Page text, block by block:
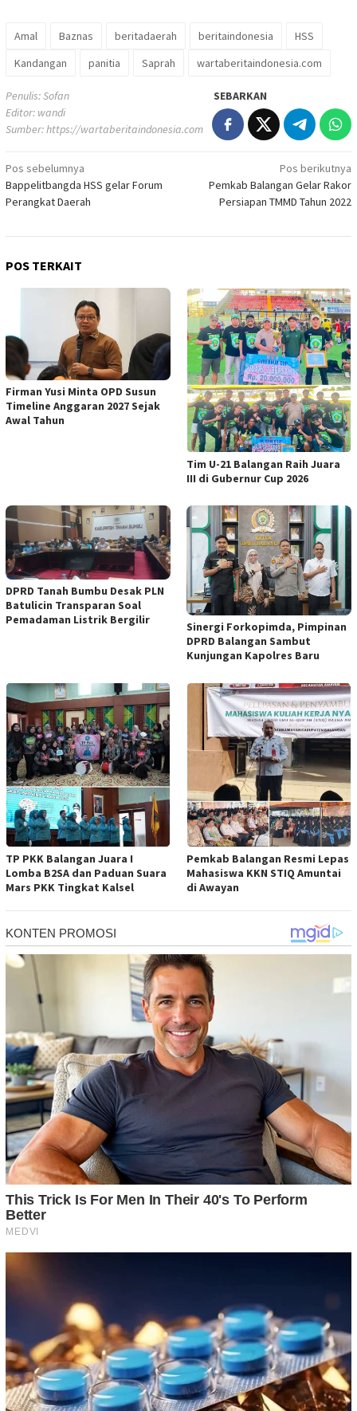
Amal Baznas beritadaerah beritaindonesia
HSS
Kandangan
panitia Saprah wartaberitaindonesia.com
Penulis: Sofan
Editor: wandi
Sumber:https://wartaberitaindonesia.com
SEBARKAN
Navigasi
pos
Pos sebelumnya
Bappelitbangda HSS gelar Forum
Perangkat Daerah
Pos berikutnya
Pemkab Balangan Gelar Rakor
Persiapan TMMD Tahun 2022
POS TERKAIT
Firman Yusi Minta OPD Susun
Timeline Anggaran 2027 Sejak
Awal Tahun
Tim U-21 Balangan Raih Juara
III di Gubernur Cup 2026
DPRD Tanah Bumbu Desak PLN
Batulicin Transparan Soal
Pemadaman Listrik Bergilir
Sinergi Forkopimda, Pimpinan
DPRD Balangan Sambut
Kunjungan Kapolres Baru
TP PKK Balangan Juara I
Lomba B2SA dan Paduan Suara
Mars PKK Tingkat Kalsel
Pemkab Balangan Resmi Lepas
Mahasiswa KKN STIQ Amuntai
di Awayan